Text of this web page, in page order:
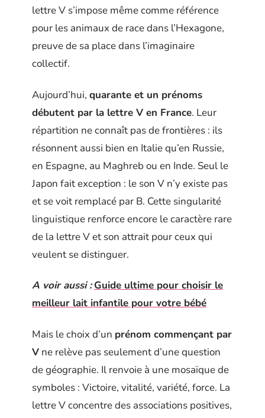
lettre V s’impose même comme référence
pour les animaux de race dans l’Hexagone,
preuve de sa place dans l’imaginaire
collectif.
Aujourd’hui, quarante et un prénoms
débutent par la lettre V en France. Leur
répartition ne connaît pas de frontières : ils
résonnent aussi bien en Italie qu’en Russie,
en Espagne, au Maghreb ou en Inde. Seul le
Japon fait exception : le son V n’y existe pas
et se voit remplacé par B. Cette singularité
linguistique renforce encore le caractère rare
de la lettre V et son attrait pour ceux qui
veulent se distinguer.
A voir aussi : Guide ultime pour choisir le
meilleur lait infantile pour votre bébé
Mais le choix d’un prénom commençant par
V ne relève pas seulement d’une question
de géographie. Il renvoie à une mosaïque de
symboles : Victoire, vitalité, variété, force. La
lettre V concentre des associations positives,